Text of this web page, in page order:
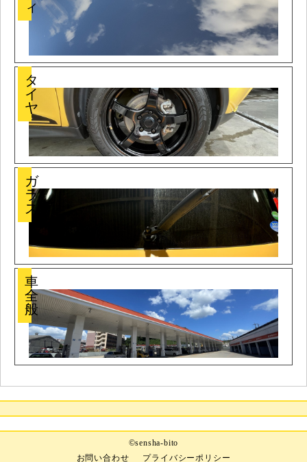
ィ
タ
イ
ヤ
ガ
ラ
ス
車
全
般
©sensha-bito
お問い合わせ
プライバシーポリシー